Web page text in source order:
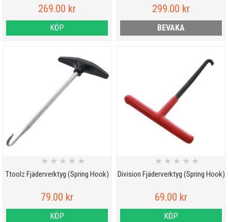
269.00 kr
KÖP
299.00 kr
BEVAKA
Ttoolz Fjäderverktyg (Spring Hook)
★ ★ ★ ★ ★
79.00 kr
KÖP
Division Fjäderverktyg (Spring Hook)
★ ★ ★ ★ ★
69.00 kr
KÖP